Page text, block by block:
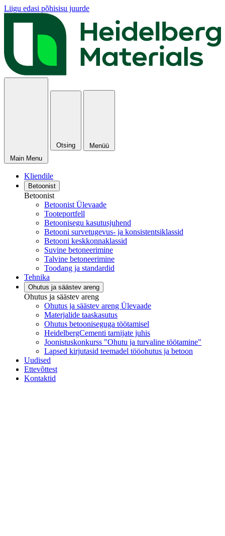
Liigu edasi põhisisu juurde
Main Menu
Otsing Menüü
Kliendile
Betoonist
Betoonist
Betoonist Ülevaade
Tooteportfell
Betoonisegu kasutusjuhend
Betooni survetugevus- ja konsistentsiklassid
Betooni keskkonnaklassid
Suvine betoneerimine
Talvine betoneerimine
Toodang ja standardid
Tehnika
Ohutus ja säästev areng
Ohutus ja säästev areng
Ohutus ja säästev areng Ülevaade
Materjalide taaskasutus
Ohutus betooniseguga töötamisel
HeidelbergCementi tarnijate juhis
Joonistuskonkurss "Ohutu ja turvaline töötamine"
Lapsed kirjutasid teemadel tööohutus ja betoon
Uudised
Ettevõttest
Kontaktid